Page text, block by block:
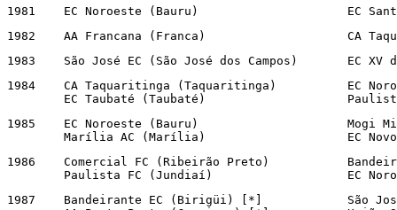
1981	EC
1982	AA
1983	São José
1984	CA Taquaritinga (Taquaritinga)		EC Noroeste (Bauru)
EC Taubaté
1985	EC Noroeste (Bauru)			Mogi Mirim EC (Mogi Mirim)
Marília AC
1986	Comercial FC (Ribeirão Preto)		Bandeirante EC (Birigüi)
Paulista FC
1987	Bandeirante EC (Birigüi) [*]		São José EC (São José dos Campos)